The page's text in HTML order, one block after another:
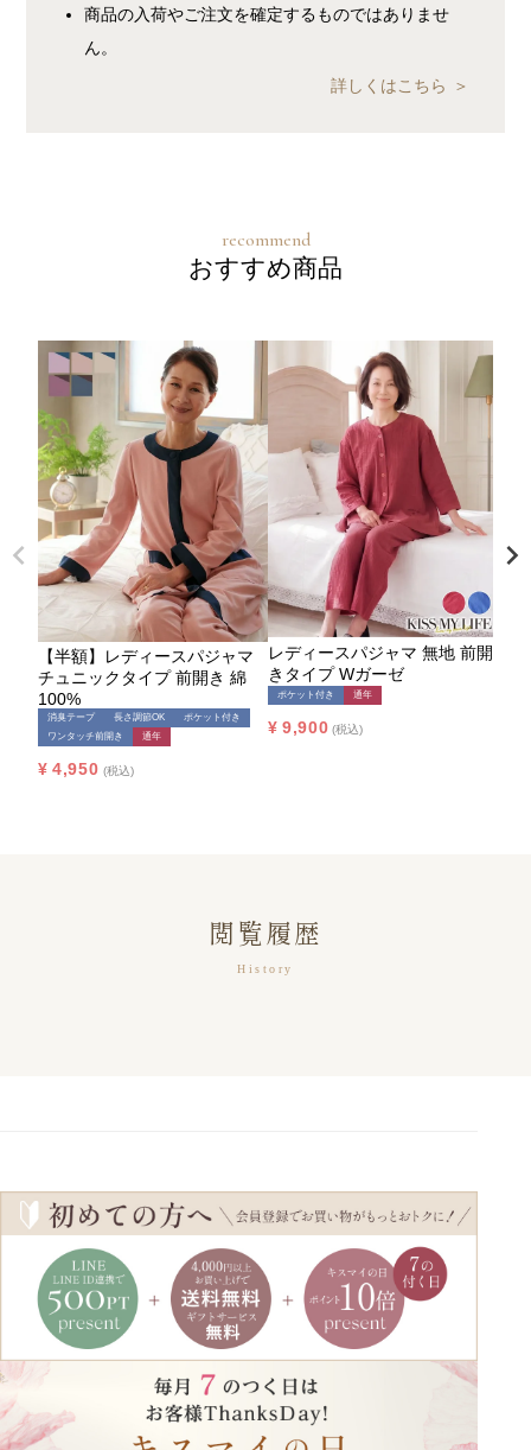
商品の入荷やご注文を確定するものではありませ
ん。
詳しくはこちら
おすすめ商品
【半額】レディースパジャマ
チュニックタイプ 前開き 綿
100%
消臭テープ 長さ調節OK
ポケット付き
ワンタッチ前開き
通年
¥ 4,950 税込
レディースパジャマ 無地 前開
きタイプ Wガーゼ
ポケット付き 通年
¥ 9,900 税込
閲覧履歴
History